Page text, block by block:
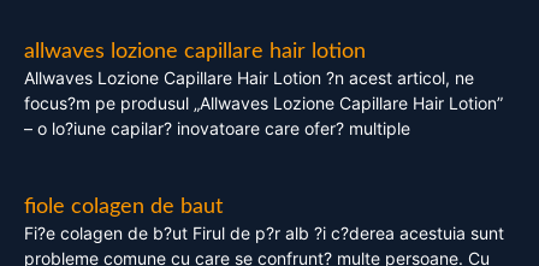
allwaves lozione capillare hair lotion
Allwaves Lozione Capillare Hair Lotion ?n acest articol, ne
focus?m pe produsul „Allwaves Lozione Capillare Hair Lotion”
– o lo?iune capilar? inovatoare care ofer? multiple
fiole colagen de baut
Fi?e colagen de b?ut Firul de p?r alb ?i c?derea acestuia sunt
probleme comune cu care se confrunt? multe persoane. Cu